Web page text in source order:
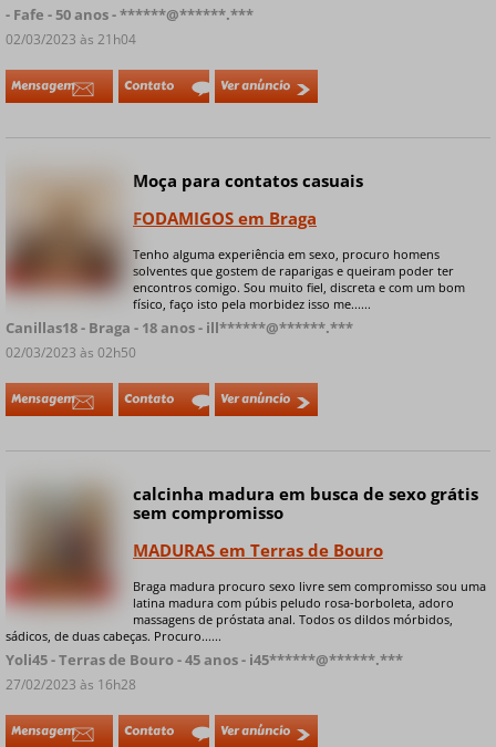
- Fafe - 50 anos - ******@******.***
02/03/2023 às 21h04
Mensagem Contato Ver anúncio
Moça para contatos casuais
FODAMIGOS em Braga
Tenho alguma experiência em sexo, procuro homens
solventes que gostem de raparigas e queiram poder ter
encontros comigo. Sou muito fiel, discreta e com um bom
físico, faço isto pela morbidez isso me......
Canillas18 - Braga - 18 anos - ill******@******.***
02/03/2023 às 02h50
Mensagem Contato Ver anúncio
calcinha madura em busca de sexo grátis
sem compromisso
MADURAS em Terras de Bouro
Braga madura procuro sexo livre sem compromisso sou uma
latina madura com púbis peludo rosa-borboleta, adoro
massagens de próstata anal. Todos os dildos mórbidos,
sádicos, de duas cabeças. Procuro......
Yoli45 - Terras de Bouro - 45 anos - i45******@******.***
27/02/2023 às 16h28
Mensagem Contato Ver anúncio